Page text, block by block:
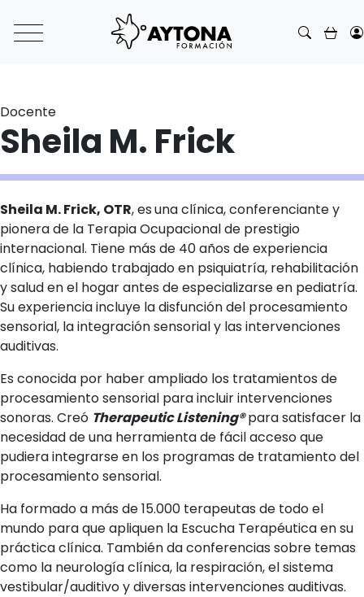
Main Navigation
Docente
Sheila M. Frick
Sheila M. Frick, OTR, esuna clínica, conferenciante y
pionera de la Terapia Ocupacional de prestigio
internacional. Tiene más de 40 años de experiencia
clínica, habiendo trabajado en psiquiatría, rehabilitación
y salud en el hogar antes de especializarse en pediatría.
Su experiencia incluye la disfunción del procesamiento
sensorial, la integración sensorial y las intervenciones
auditivas.
Es conocida por haber ampliado los tratamientos de
procesamiento sensorial para incluir intervenciones
sonoras. Creó Therapeutic Listening®para satisfacer la
necesidad de una herramienta de fácil acceso que
pudiera integrarse en los programas de tratamiento del
procesamiento sensorial.
Ha formado a más de 15.000 terapeutas de todo el
mundo para que apliquen la Escucha Terapéutica en su
práctica clínica. También da conferencias sobre temas
como la neurología clínica, la respiración, el sistema
vestibular/auditivo y diversas intervenciones auditivas.